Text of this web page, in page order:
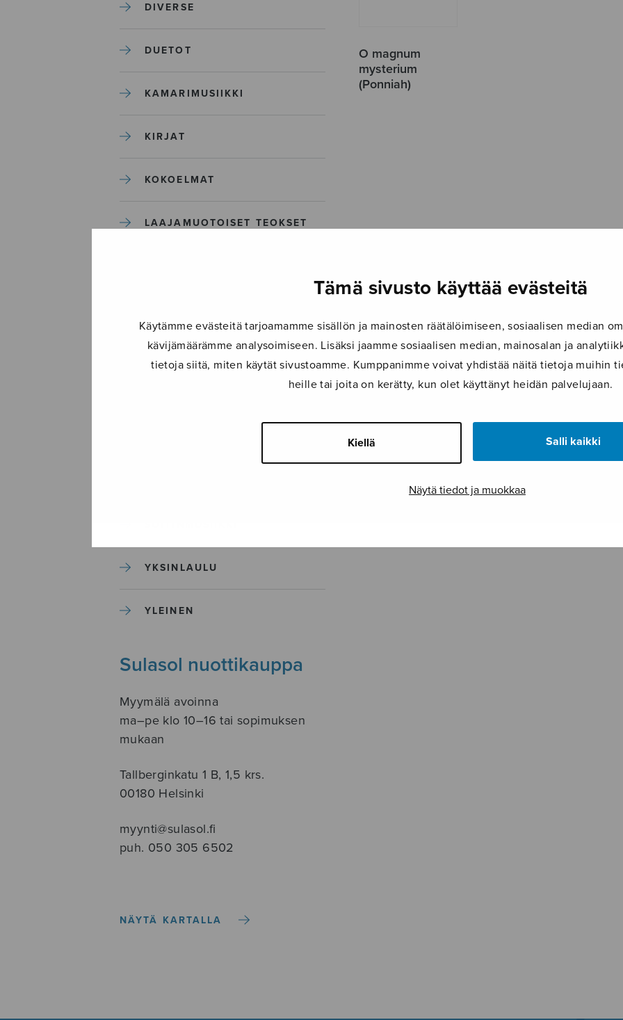
Tämä sivusto käyttää evästeitä
Käytämme evästeitä tarjoamamme sisällön ja mainosten räätälöimiseen, sosiaalisen median
kävijämäärämme analysoimiseen. Lisäksi jaamme sosiaalisen median, mainosalan ja
tietoja siitä, miten käytät sivustoamme. Kumppanimme voivat yhdistää näitä tietoja muihin
heille tai joita on kerätty, kun olet käyttänyt heidän palvelujaan.
Kiellä Salli kaikki
Näytä tiedot ja muokkaa
DIVERSE
DUETOT
KAMARIMUSIIKKI
KIRJAT
KOKOELMAT
LAAJAMUOTOISET TEOKSET
MUUT
YKSINLAULU
YLEINEN
Sulasol nuottikauppa
Myymälä avoinna
ma–pe klo 10–16 tai sopimuksen
mukaan
Tallberginkatu 1 B, 1,5 krs.
00180 Helsinki
myynti@sulasol.fi
puh. 050 305 6502
NÄYTÄ KARTALLA
O magnum
mysterium
(Ponniah)